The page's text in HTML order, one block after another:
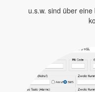
u.s.w. sind über